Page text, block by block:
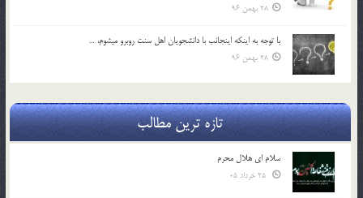
28 بهمن 96
با توجه به اينكه اينجانب با دانشجويان اهل سنت روبرو مي‎شوم، …
28 بهمن 96
تازه ترین مطالب
سلام ای هلال محرم